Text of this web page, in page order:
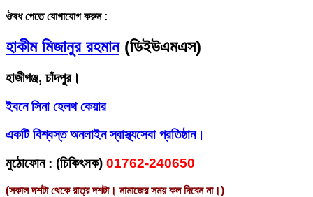
ঔষধ পেতে যোগাযোগ করুন :
হাকীম মিজানুর রহমান(ডিইউএমএস)
হাজীগঞ্জ, চাঁদপুর।
ইবনে সিনা হেলথ কেয়ার
একটি বিশ্বস্ত অনলাইন স্বাস্থ্যসেবা প্রতিষ্ঠান।
মুঠোফোন: (চিকিৎসক) 01762-240650
(সকাল দশটা থেকে রাত্র দশটা। নামাজের সময় কল দিবেন না।)